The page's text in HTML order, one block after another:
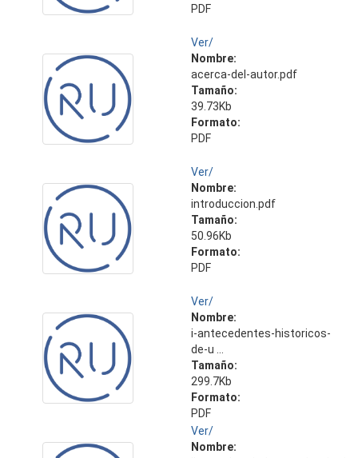
PDF
Ver/
Nombre:
acerca-del-autor.pdf
Tamaño:
39.73Kb
Formato:
PDF
Ver/
Nombre:
introduccion.pdf
Tamaño:
50.96Kb
Formato:
PDF
Ver/
Nombre:
i-antecedentes-historicos-
de-u ...
Tamaño:
299.7Kb
Formato:
PDF
Ver/
Nombre: